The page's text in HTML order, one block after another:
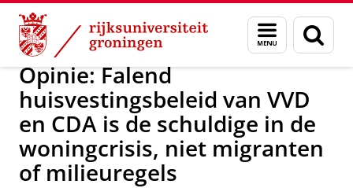
Skip
Content
Skip
Navigation
Menu
en
zoeken
Over ons Actueel
Opinie: Falend
huisvestingsbeleid van VVD
en CDA is de schuldige in de
woningcrisis, niet migranten
of milieuregels